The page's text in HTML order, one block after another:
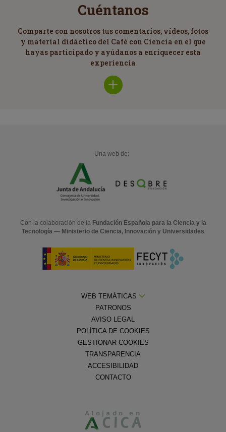
Cuéntanos
Comparte con nosotros tus comentarios, vídeos, fotos
y material didáctico del Café con Ciencia en el que
hayas participado y ayúdanos a enriquecer esta
experiencia
Una web de:
Con la colaboración de la Fundación Española para la Ciencia y la
Tecnología — Ministerio de Ciencia, Innovación y Universidades
WEB TEMÁTICAS
PATRONOS
AVISO LEGAL
POLÍTICA DE COOKIES
GESTIONAR COOKIES
TRANSPARENCIA
ACCESIBILIDAD
CONTACTO